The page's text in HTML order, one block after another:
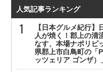
人気記事ランキング
【日本グルメ紀行
人が焼く！郡上の清
なす、本場ナポリピ
県郡上市白鳥町の「
ッツェリア ゴンザ）